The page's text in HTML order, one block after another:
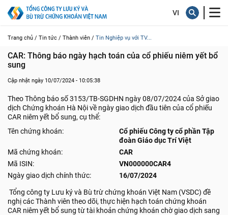
Trang chủ / Tin tức / Thành viên / Tin Nghiệp vụ với TV...
CAR: Thông báo ngày hạch toán của cổ phiếu niêm yết bổ
sung
Cập nhật ngày 10/07/2024 - 10:05:38
Theo Thông báo số 3153/TB-SGDHN ngày 08/07/2024 của Sở giao
dịch Chứng khoán Hà Nội về ngày giao dịch đầu tiên của cổ phiếu
CAR niêm yết bổ sung, cụ thể:
Tên chứng khoán:
Cổ phiếu Công ty cổ phần Tập
đoàn Giáo dục Trí Việt
Mã chứng khoán:
CAR
Mã ISIN:
VN000000CAR4
Ngày giao dịch chính thức:
16/07/2024
Tổng công ty Lưu ký và Bù trừ chứng khoán Việt Nam (VSDC) đề
nghị các Thành viên theo dõi, thực hiện hạch toán chứng khoán
CAR niêm yết bổ sung từ tài khoản chứng khoán chờ giao dịch sang